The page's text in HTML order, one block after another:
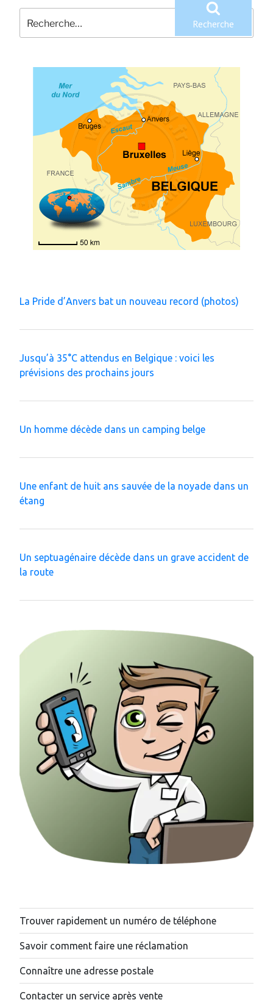
Recherche
pour
:
Recherche
La Pride d’Anvers bat un nouveau record (photos)
Jusqu’à 35°C attendus en Belgique : voici les
prévisions des prochains jours
Un homme décède dans un camping belge
Une enfant de huit ans sauvée de la noyade dans un
étang
Un septuagénaire décède dans un grave accident de
la route
Trouver rapidement un numéro de téléphone
Savoir comment faire une réclamation
Connaître une adresse postale
Contacter un service après vente